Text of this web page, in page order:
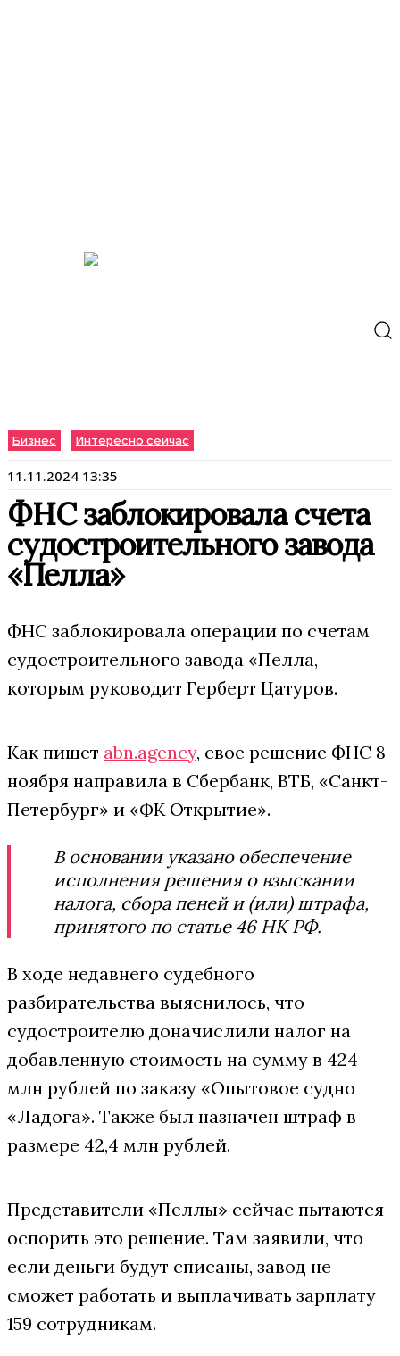
Бизнес Интересно сейчас
11.11.2024 13:35
ФНС заблокировала счета
судостроительного завода
«Пелла»
ФНС заблокировала операции по счетам
судостроительного завода «Пелла,
которым руководит Герберт Цатуров.
Как пишет abn.agency, свое решение ФНС 8
ноября направила в Сбербанк, ВТБ, «Санкт-
Петербург» и «ФК Открытие».
В основании указано обеспечение
исполнения решения о взыскании
налога, сбора пеней и (или) штрафа,
принятого по статье 46 НК РФ.
В ходе недавнего судебного
разбирательства выяснилось, что
судостроителю доначислили налог на
добавленную стоимость на сумму в 424
млн рублей по заказу «Опытовое судно
«Ладога». Также был назначен штраф в
размере 42,4 млн рублей.
Представители «Пеллы» сейчас пытаются
оспорить это решение. Там заявили, что
если деньги будут списаны, завод не
сможет работать и выплачивать зарплату
159 сотрудникам.